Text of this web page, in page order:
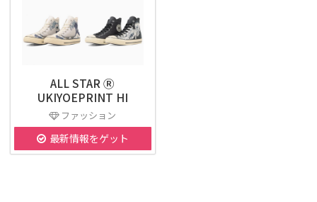
ALL STAR Ⓡ
UKIYOEPRINT HI
ファッション
最新情報をゲット